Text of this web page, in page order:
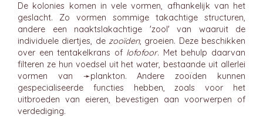
De kolonies komen in vele vormen, afhankelijk van het
geslacht. Zo vormen sommige takachtige structuren,
andere een naaktslakachtige 'zool' van waaruit de
individuele diertjes, de zooïden, groeien. Deze beschikken
over een tentakelkrans of lofofoor. Met behulp daarvan
filteren ze hun voedsel uit het water, bestaande uit allerlei
vormen van ➛plankton. Andere zooïden kunnen
gespecialiseerde functies hebben, zoals voor het
uitbroeden van eieren, bevestigen aan voorwerpen of
verdediging.